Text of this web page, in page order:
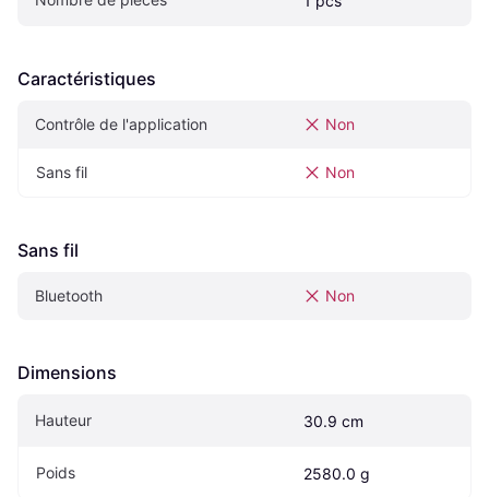
Caractéristiques
Contrôle de l'application Non
Sans fil Non
Sans fil
Bluetooth Non
Dimensions
Hauteur 30.9 cm
Poids 2580.0 g